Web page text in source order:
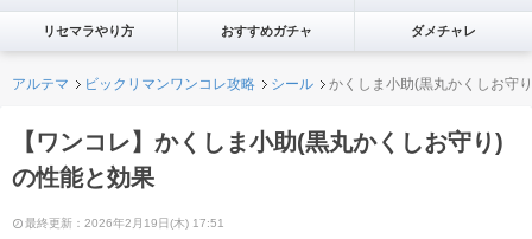
リセマラやり方 おすすめガチャ ダメチャレ
アルテマ ビックリマンワンコレ攻略 シール かくしま小助(黒丸かくしお守
【ワンコレ】かくしま小助(黒丸かくしお守り)
の性能と効果
最終更新：2026年2月19日(木) 17:51